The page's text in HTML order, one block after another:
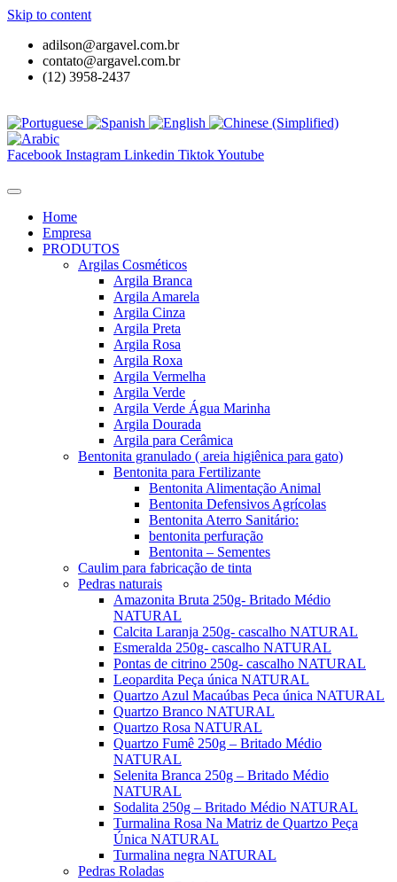
Skip to content
adilson@argavel.com.br
contato@argavel.com.br
(12) 3958-2437
Facebook Instagram Linkedin TiktokYoutube
Home
Empresa
PRODUTOS
Argilas Cosméticos
Argila Branca
Argila Amarela
Argila Cinza
Argila Preta
Argila Rosa
Argila Roxa
Argila Vermelha
Argila Verde
Argila Verde Água Marinha
Argila Dourada
Argila para Cerâmica
Bentonita granulado ( areia higiênica para gato)
Bentonita para Fertilizante
Bentonita Alimentação Animal
Bentonita Defensivos Agrícolas
Bentonita Aterro Sanitário:
bentonita perfuração
Bentonita – Sementes
Caulim para fabricação de tinta
Pedras naturais
Amazonita Bruta 250g- Britado Médio
NATURAL
Calcita Laranja 250g- cascalho NATURAL
Esmeralda 250g- cascalho NATURAL
Pontas de citrino 250g- cascalho NATURAL
Leopardita Peça única NATURAL
Quartzo Azul Macaúbas Peca única NATURAL
Quartzo Branco NATURAL
Quartzo Rosa NATURAL
Quartzo Fumê 250g – Britado Médio
NATURAL
Selenita Branca 250g – Britado Médio
NATURAL
Sodalita 250g – Britado Médio​ NATURAL
Turmalina Rosa Na Matriz de Quartzo Peça
Única NATURAL
Turmalina negra NATURAL
Pedras Roladas